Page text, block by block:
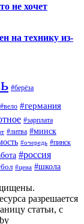
не хочет
на технику из-
#берёза
#вело #германия
#зарплата
#литва #минск
#очередь #пинск
#россия
#цена #школа
разрешается
статьи, с